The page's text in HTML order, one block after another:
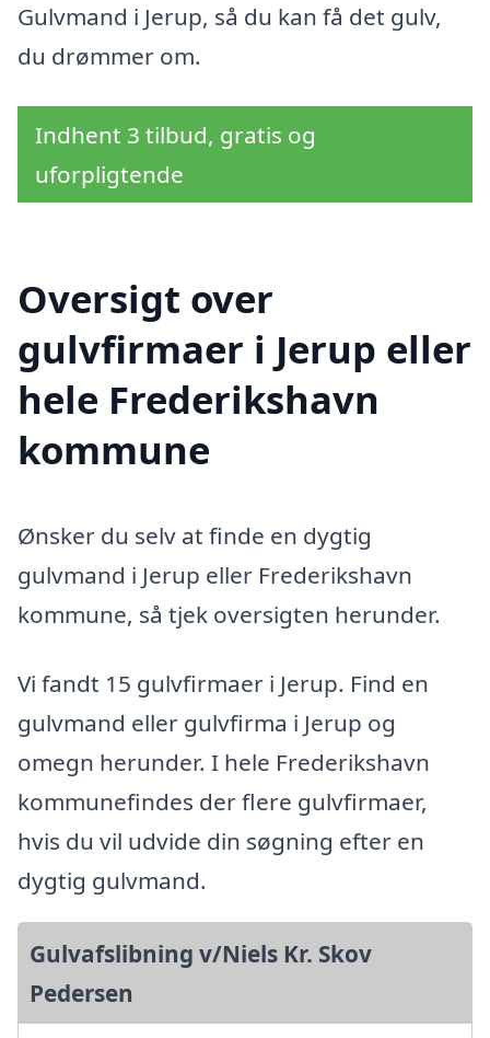
Gulvmand i Jerup, så du kan få det gulv,
du drømmer om.
Indhent 3 tilbud, gratis og
uforpligtende
Oversigt over
gulvfirmaer i Jerup eller
hele Frederikshavn
kommune
Ønsker du selv at finde en dygtig
gulvmand i Jerup eller Frederikshavn
kommune, så tjek oversigten herunder.
Vi fandt 15 gulvfirmaer i Jerup. Find en
gulvmand eller gulvfirma i Jerup og
omegn herunder. I hele Frederikshavn
kommunefindes der flere gulvfirmaer,
hvis du vil udvide din søgning efter en
dygtig gulvmand.
Gulvafslibning v/Niels Kr. Skov
Pedersen